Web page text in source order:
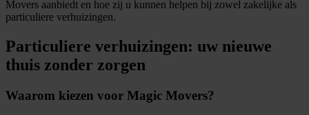
Movers aanbiedt en hoe zij u kunnen helpen bij zowel zakelijke als
particuliere verhuizingen.
Particuliere verhuizingen: uw nieuwe
thuis zonder zorgen
Waarom kiezen voor Magic Movers?